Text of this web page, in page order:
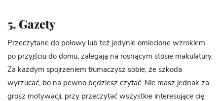
5. Gazety
Przeczytane do połowy lub też jedynie omiecione wzrokiem
po przyjściu do domu, zalegają na rosnącym stosie makulatury.
Za każdym spojrzeniem tłumaczysz sobie, że szkoda
wyrzucać, bo na pewno będziesz czytać. Nie masz jednak za
grosz motywacji, przy przeczytać wszystkie interesujące cię